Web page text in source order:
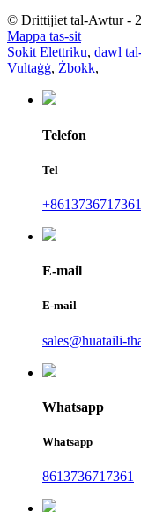
© Drittijiet tal-Awtur -
Mappa tas-sit
Sokit Elettriku, dawl
Vultaġġ, Żbokk,
Telefon
Tel
+8613736717361
E-mail
E-mail
sales@huataili-
Whatsapp
Whatsapp
8613736717361